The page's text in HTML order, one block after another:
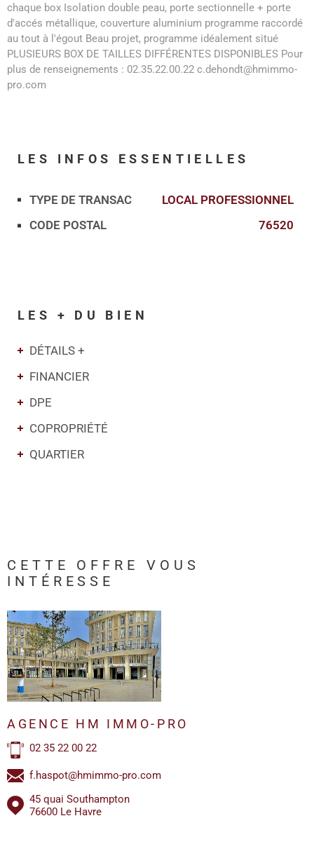
chaque box Isolation double peau, porte sectionnelle + porte
d'accés métallique, couverture aluminium programme raccordé
au tout à l'égout Beau projet, programme idéalement situé
PLUSIEURS BOX DE TAILLES DIFFÉRENTES DISPONIBLES Pour
plus de renseignements : 02.35.22.00.22 c.dehondt@hmimmo-
pro.com
LES INFOS ESSENTIELLES
Caractérisque Valeurs
TYPE DE TRANSAC
LOCAL PROFESSIONNEL
CODE POSTAL
76520
LES + DU BIEN
DÉTAILS +
FINANCIER
DPE
COPROPRIÉTÉ
QUARTIER
CETTE OFFRE
VOUS
INTÉRESSE
AGENCE HM IMMO-PRO
02 35 22 00 22
f.haspot@hmimmo-pro.com
45 quai Southampton
76600 Le Havre